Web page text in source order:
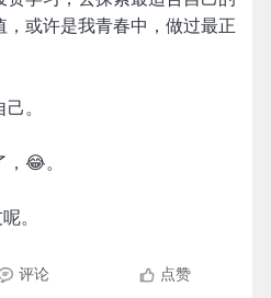
或许是我青春中，做过最正
。
😂。
。
评论 点赞